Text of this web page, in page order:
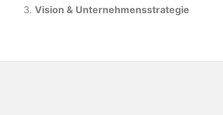
Vision & Unternehmensstrategie